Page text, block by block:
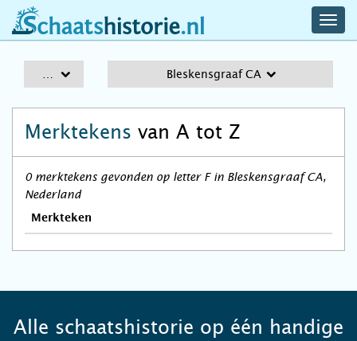
schaatshistorie.nl
Bleskensgraaf CA
Merktekens van A tot Z
0 merktekens gevonden op letter F in Bleskensgraaf CA,
Nederland
Merkteken
Alle schaatshistorie op één handige